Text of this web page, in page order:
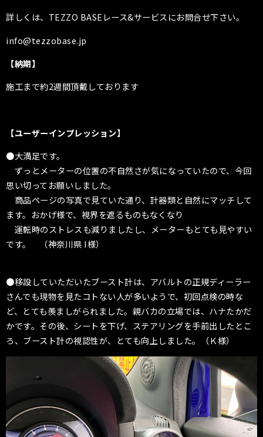
詳しくは、TEZZO BASEレース&サービスにお問合せ下さい。
info@tezzobase.jp
【納期】
施工まで約2週間頂戴しております
【ユーザーインプレッション】
●大満足です。
ずっとメーターの位置の不自然さが気になっていたので、今回
思い切ってお願いしました。
商品ページの写真で見ていた通り、計器類と自然にマッチして
ます。おかげ様で、視界を遮るものもなくなり
運転時のストレスも減りましたし、メーターもとても見やすい
です。 （神奈川県 I様）
●移設していただいたブースト計は、アバルトの正規ディーラー
さんでも現物を見たコトない人が多いようで、初回点検の時な
ど、とても羨ましがられました。親バカの立場では、ハナたかだ
かです。その後、シートを下げ、ステアリングを手前出したとこ
ろ、ブースト計の視認性が、とても向上しました。（Ｋ様）